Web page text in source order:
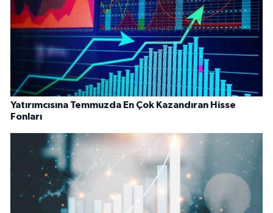
Yatırımcısına Temmuzda En Çok Kazandıran Hisse
Fonları